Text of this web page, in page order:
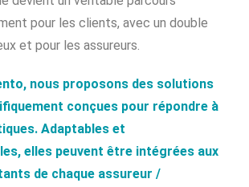
pour les clients, avec un double
et pour les assureurs.
nous proposons des solutions
conçues pour répondre à
Adaptables et
elles peuvent être intégrées aux
de chaque assureur /